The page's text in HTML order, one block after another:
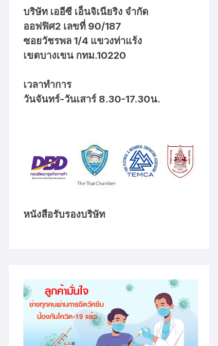
บริษัท เออีซี เอ็นจิเนียริง จำกัด
ออฟฟิศ2 เลขที่ 90/187
ซอยวัชรพล 1/4 แขวงท่าแร้ง
เขตบางเขน กทม.10220
เวลาทำการ
วันจันทร์-วันเสาร์ 8.30-17.30น.
หนังสือรับรองบริษัท